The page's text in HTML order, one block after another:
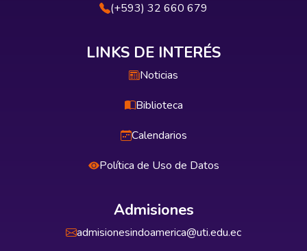
(+593) 32 660 679
LINKS DE INTERÉS
Noticias
Biblioteca
Calendarios
Política de Uso de Datos
Admisiones
admisionesindoamerica@uti.edu.ec